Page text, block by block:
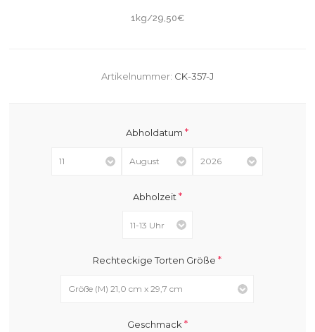
1kg/29,50€
Artikelnummer: CK-357-J
Abholdatum*
Abholzeit *
Rechteckige Torten Größe*
Geschmack *